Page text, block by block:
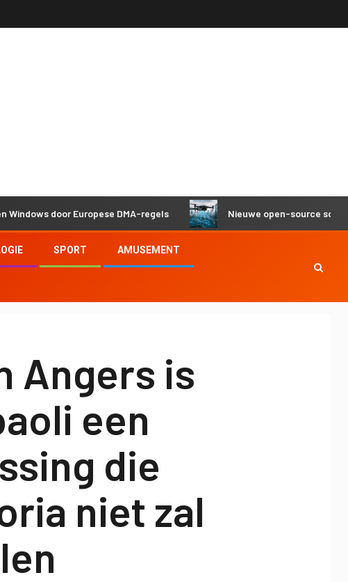
door Europese DMA-regels Nieuwe open-source software
SPORT AMUSEMENT
Angers is
een
die
niet zal